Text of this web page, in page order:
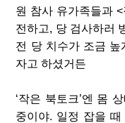
원 참사 유가족들과 <
전하고, 당 검사하러
전 당 치수가 조금 높
자고 하셨거든
‘작은 북토크’엔 몸
중이야. 일정 잡을 때